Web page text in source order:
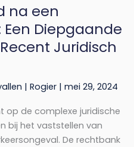
na een
Diepgaande
Juridisch
| Rogier | mei 29, 2024
op de complexe juridische
bij het vaststellen van
De rechtbank